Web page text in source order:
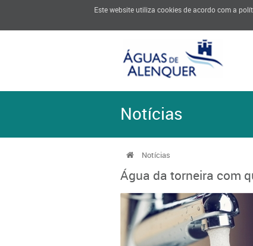
Este website utiliza cookies de acordo com a
Notícias
Notícias
Água da torneira com